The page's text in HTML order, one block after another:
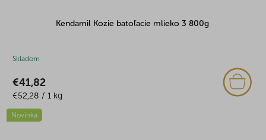
Kendamil Kozie batoľacie mlieko 3 800g
Skladom
€41,82
Jednotková
cena:
€52,28 / 1 kg
Novinka